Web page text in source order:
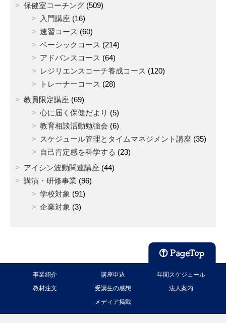
保健室コーチング(509)
入門講座 (16)
速習コース (60)
ベーシックコース (214)
アドバンスコース (64)
レジリエンスコーチ養成コース (120)
トレーナーコース (28)
教員限定講座 (69)
心に届く保健だより (5)
教育相談活動勉強会 (6)
スケジュール管理とタイムマネジメント講座 (35)
自己肯定感を科学する (23)
アイシン波動関連講座 (44)
講演・研修事業 (96)
学校対象 (91)
企業対象 (3)
事業紹介 講座申込
年間スケジュール
教材注文
受講生の感想
法人案内
メディア掲載